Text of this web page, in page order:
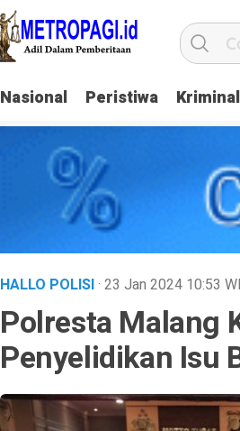
Nasional Peristiwa Kriminal
HALLO POLISI· 23 Jan 2024 10:53
Polresta Malang
Penyelidikan Isu